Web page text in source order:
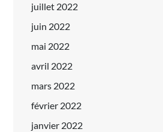
juillet 2022
juin 2022
mai 2022
avril 2022
mars 2022
février 2022
janvier 2022